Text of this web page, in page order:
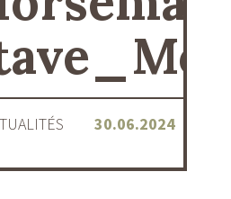
30.06.2024